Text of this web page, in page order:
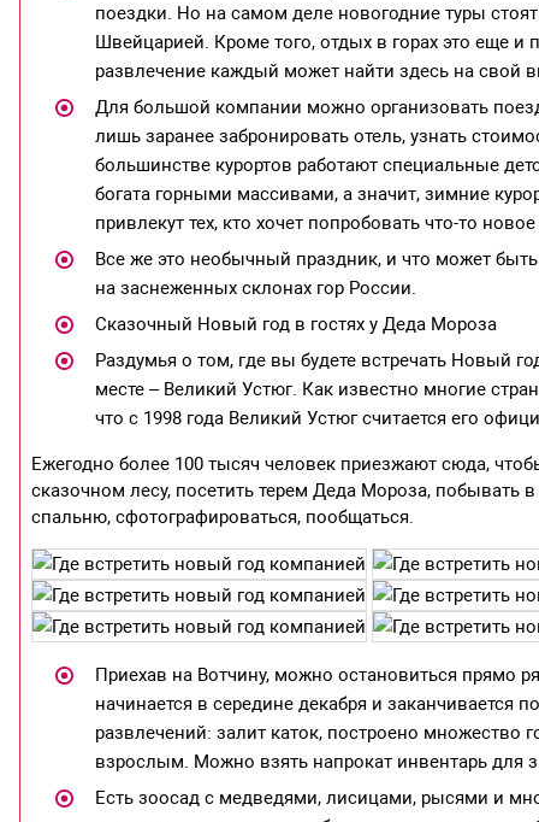
поездки. Но на самом деле новогодние туры
Швейцарией. Кроме того, отдых в горах это еще и
развлечение каждый может найти здесь на свой
Для большой компании можно организовать
лишь заранее забронировать отель, узнать
большинстве курортов работают специальные
богата горными массивами, а значит, зимние
привлекут тех, кто хочет попробовать что-то
Все же это необычный праздник, и что может
на заснеженных склонах гор России.
Сказочный Новый год в гостях у Деда Мороза
Раздумья о том, где вы будете встречать Новый
месте – Великий Устюг. Как известно многие
что с 1998 года Великий Устюг считается его
Ежегодно более 100 тысяч человек приезжают сюда,
сказочном лесу, посетить терем Деда Мороза, побывать в
спальню, сфотографироваться, пообщаться.
Приехав на Вотчину, можно остановиться прямо
начинается в середине декабря и
развлечений: залит каток, построено множество
взрослым. Можно взять напрокат инвентарь для
Есть зоосад с медведями, лисицами, рысями и